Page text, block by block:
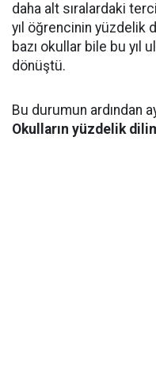
daha alt sıralardaki
yıl öğrencinin yüzdelik
bazı okullar bile bu yıl
dönüştü.
Bu durumun ardından
Okulların yüzdelik